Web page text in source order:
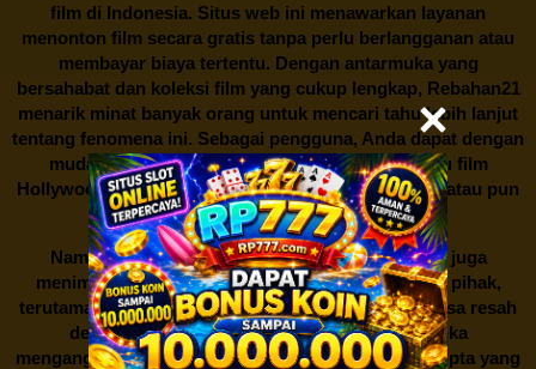
film di Indonesia. Situs web ini menawarkan layanan
menonton film secara gratis tanpa perlu berlangganan atau
membayar biaya tertentu. Dengan antarmuka yang
bersahabat dan koleksi film yang cukup lengkap, Rebahan21
menarik minat banyak orang untuk mencari tahu lebih lanjut
tentang fenomena ini. Sebagai pengguna, Anda dapat dengan
mudah mencari film yang ingin ditonton, baik itu film
Hollywood terbaru, drama Korea yang sedang hits, atau pun
produksi film lokal dengan kualitas terbaik.
Namun, seperti halnya cerita manis,Rebahan21juga
menimbulkan kontroversi di industri film. Banyak pihak,
terutama produsen film dan pemilik hak cipta, merasa resah
dengan maraknya situs-situs seperti ini. Mereka
menganggapnya sebagai bentuk pelanggaran hak cipta yang